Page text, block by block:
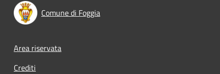
Comune di Foggia
Footer menu
Area riservata
Crediti